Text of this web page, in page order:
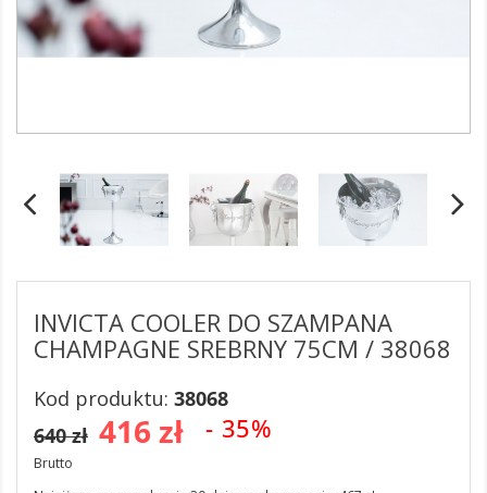
INVICTA COOLER DO SZAMPANA
CHAMPAGNE SREBRNY 75CM / 38068
Kod produktu: 38068
416 zł - 35%
640 zł
Brutto